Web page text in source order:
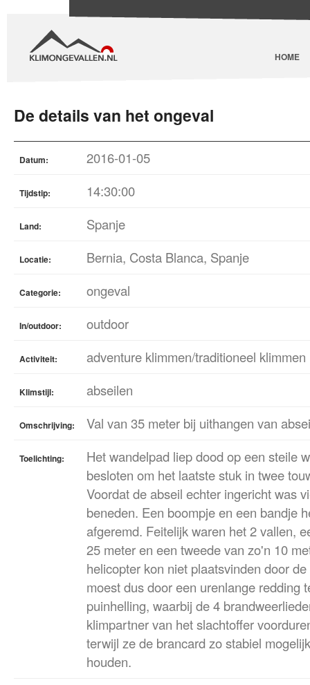
HOME
De details van het ongeval
Datum: 2016-01-05
Tijdstip: 14:30:00
Land: Spanje
Locatie: Bernia, Costa Blanca, Spanje
Categorie: ongeval
In/outdoor: outdoor
Activiteit: adventure klimmen/traditioneel klimmen
Klimstijl: abseilen
Omschrijving: Val van 35 meter bij uithangen van
Toelichting:
Het wandelpad liep dood op een steile
besloten om het laatste stuk in twee
Voordat de abseil echter ingericht was
beneden. Een boompje en een bandje
afgeremd. Feitelijk waren het 2 vallen,
25 meter en een tweede van zo'n 10
helicopter kon niet plaatsvinden door
moest dus door een urenlange redding
puinhelling, waarbij de 4
klimpartner van het slachtoffer
terwijl ze de brancard zo stabiel
houden.